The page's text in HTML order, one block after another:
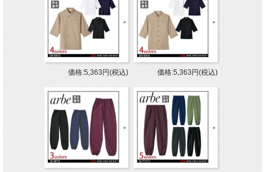
価格:5,363円(税込) 価格:5,363円(税込)